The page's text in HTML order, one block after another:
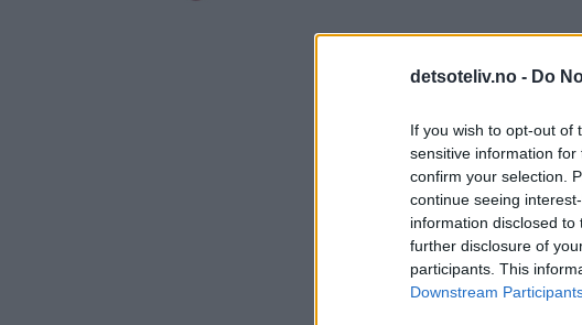
detsoteliv.no - Do
If you wish to opt-out of
sensitive information
confirm your selection.
continue seeing
information disclosed
further disclosure of
participants. This
Downstream